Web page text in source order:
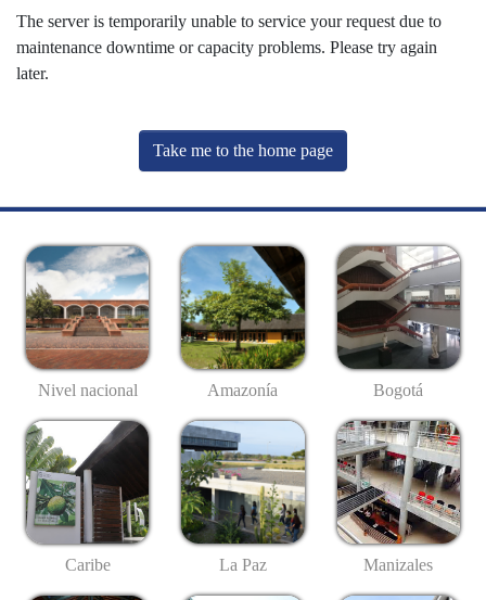
The server is temporarily unable to service your request due to
maintenance downtime or capacity problems. Please try again
later.
Take me to the home page
Nivel nacional Amazonía Bogotá
Caribe La Paz Manizales